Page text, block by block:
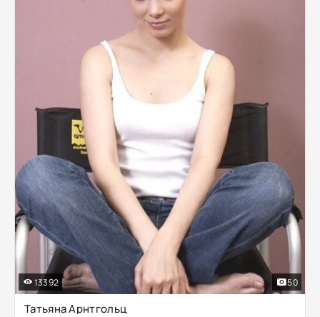
Татьяна Арнтгольц
13392 50